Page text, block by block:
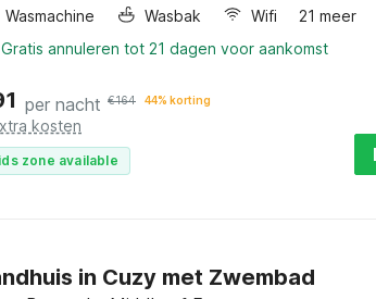
Wasmachine
Wasbak Wifi
21 meer
Gratis annuleren tot 21 dagen voor aankomst
per nacht €164 44% korting
kosten
zone available
in Cuzy met Zwembad